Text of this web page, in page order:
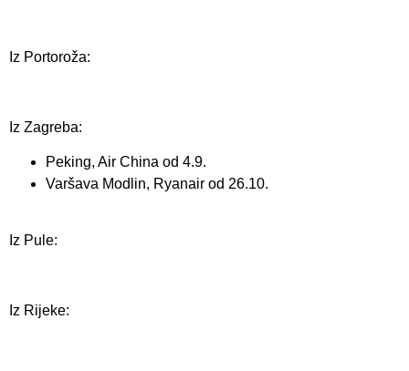
Iz Portoroža:
Iz Zagreba:
Peking, Air China od 4.9.
Varšava Modlin, Ryanair od 26.10.
Iz Pule:
Iz Rijeke: